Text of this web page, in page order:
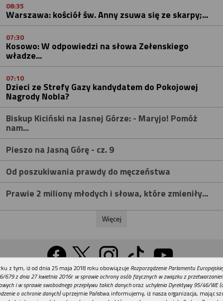
08:35
Warszawa: kościół św. Anny zsuwa się ze skarpy;...
07:30
Kosowo: W odpowiedzi na słowa Zełenskiego
władze...
07:10
Dzieci ze Strefy Gazy kandydatem do Pokojowej
Nagrody Nobla?
Biskup Kiciński na Jasnej Górze: - Maryjo! Pomóż
nam...
Pieszo na Jasną Górę - cz. 9
Od poszukiwania prawdy do męczeństwa
Prawie 2 miliony młodych i słowa, które zmieniły...
Więcej
Wersja na komputer
REKLAMA
z tym, iż od dnia 25 maja 2018 roku obowiązuje Rozporządzenie Parlamentu
679 z dnia 27 kwietnia 2016r. w sprawie ochrony osób fizycznych w związku z
i w sprawie swobodnego przepływu takich danychoraz uchylenia Dyrektywy 95/46/WE
o ochronie danych)uprzejmie Państwa informujemy, iż nasza organizacja, mając